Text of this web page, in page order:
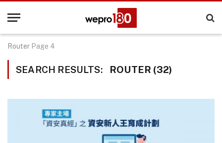
Router Page 4
SEARCH RESULTS: ROUTER (32)